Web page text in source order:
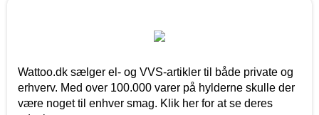
Wattoo.dk sælger el- og VVS-artikler til både private og
erhverv. Med over 100.000 varer på hylderne skulle der
være noget til enhver smag. Klik her for at se deres